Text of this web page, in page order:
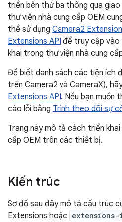
triển bên thứ ba thông qua
thư viện nhà cung cấp OEM
thể sử dụng Camera2
Extensions API để truy cập
khai trong thư viện nhà cung
Để biết danh sách các tiện ích
trên Camera2 và CameraX),
Extensions API. Nếu bạn muốn
cáo lỗi bằng Trình theo dõi sự
Trang này mô tả cách triển
cấp OEM trên các thiết bị.
Kiến trúc
Sơ đồ sau đây mô tả cấu trúc
Extensions hoặc